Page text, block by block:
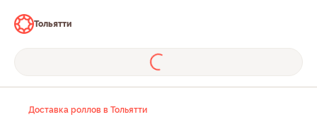
Тольятти
Доставка роллов в Тольятти